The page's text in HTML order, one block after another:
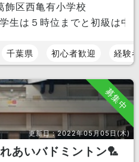
区西亀有小学校
生は５時位までと初級は中
千葉県 初心者歓迎 経験
募集中
更新日：2022年05月05日(木)
あいバドミントン🏸